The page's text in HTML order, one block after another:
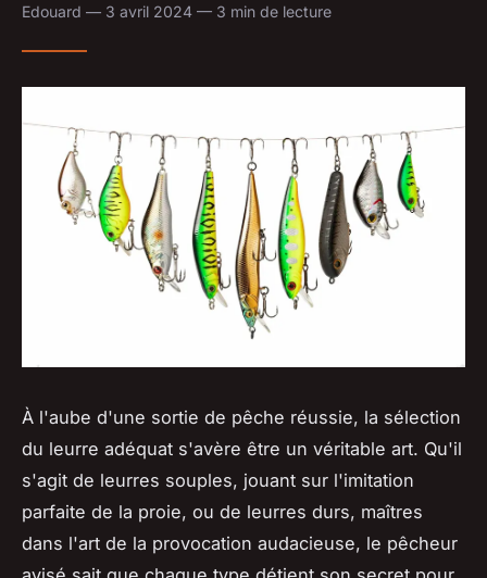
Edouard — 3 avril 2024 — 3 min de lecture
À l'aube d'une sortie de pêche réussie, la sélection
du leurre adéquat s'avère être un véritable art. Qu'il
s'agit de leurres souples, jouant sur l'imitation
parfaite de la proie, ou de leurres durs, maîtres
dans l'art de la provocation audacieuse, le pêcheur